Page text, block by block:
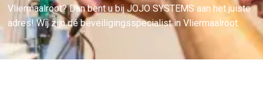
Vliermaalroot? Dan bent u bij JOJO SYSTEMS aan het juiste
adres! Wij zijn dé beveiligingsspecialist in Vliermaalroot.